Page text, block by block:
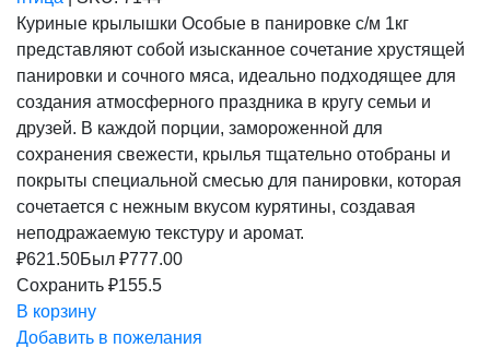
Куриные крылышки Особые в панировке с/м 1кг
представляют собой изысканное сочетание хрустящей
панировки и сочного мяса, идеально подходящее для
создания атмосферного праздника в кругу семьи и
друзей. В каждой порции, замороженной для
сохранения свежести, крылья тщательно отобраны и
покрыты специальной смесью для панировки, которая
сочетается с нежным вкусом курятины, создавая
неподражаемую текстуру и аромат.
₽621.50Был ₽777.00
Сохранить ₽155.5
В корзину
Добавить в пожелания